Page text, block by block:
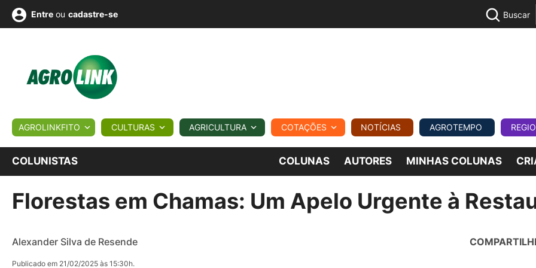
BIOLÓGICOS COTAÇÕES NOTÍCIAS AGROTEMPO REGIONAL COMERCIAL AGROVIAGENS
Conversor Colunistas Eventos
e
Vídeos
Entre ou cadastre-se Buscar
AGROLINKFITO CULTURAS AGRICULTURA COTAÇÕES NOTÍCIAS AGROTEMPO
COLUNISTAS COLUNAS AUTORES MINHAS COLUNAS
Florestas em Chamas: Um Apelo Urgente à
Alexander Silva de Resende
Publicado em 21/02/2025 às 15:30h.